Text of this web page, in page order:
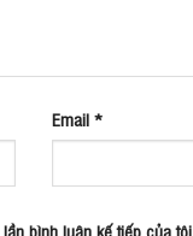
Email *
bình luận kế tiếp của tôi.